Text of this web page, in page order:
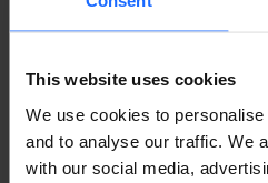
This website uses cookies
We use cookies to
and to analyse our traffic. We
with our social media,
PRODUKTE
Mehr